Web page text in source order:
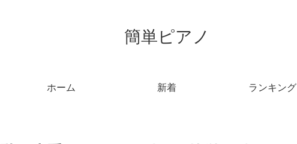
簡単ピアノ
ホーム 新着 ランキング